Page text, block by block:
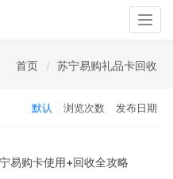
首页 苏宁易购礼品卡回收
默认 浏览次数 发布日期
易购卡使用+回收全攻略